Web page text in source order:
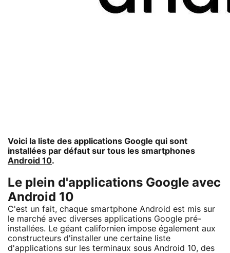
Voici la liste des applications Google qui sont
installées par défaut sur tous les smartphones
Android 10.
Le plein d'applications Google avec
Android 10
C'est un fait, chaque smartphone Android est mis sur
le marché avec diverses applications Google pré-
installées. Le géant californien impose également aux
constructeurs d'installer une certaine liste
d'applications sur les terminaux sous Android 10, des